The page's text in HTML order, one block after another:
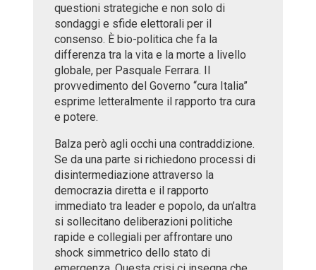
questioni strategiche e non solo di
sondaggi e sfide elettorali per il
consenso. È bio-politica che fa la
differenza tra la vita e la morte a livello
globale, per Pasquale Ferrara. Il
provvedimento del Governo “cura Italia”
esprime letteralmente il rapporto tra cura
e potere.
Balza però agli occhi una contraddizione.
Se da una parte si richiedono processi di
disintermediazione attraverso la
democrazia diretta e il rapporto
immediato tra leader e popolo, da un’altra
si sollecitano deliberazioni politiche
rapide e collegiali per affrontare uno
shock simmetrico dello stato di